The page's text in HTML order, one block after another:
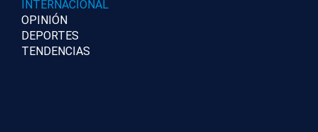
INTERNACIONAL
OPINIÓN
DEPORTES
TENDENCIAS